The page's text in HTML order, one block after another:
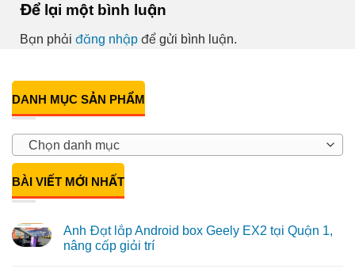
Để lại một bình luận
Bạn phải đăng nhập để gửi bình luận.
DANH MỤC SẢN PHẨM
Chọn danh mục
BÀI VIẾT MỚI NHẤT
Anh Đạt lắp Android box Geely EX2 tại Quận 1,
nâng cấp giải trí